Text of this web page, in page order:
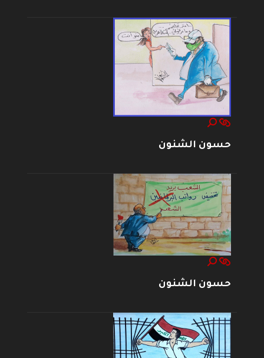
حسون الشنون
حسون الشنون